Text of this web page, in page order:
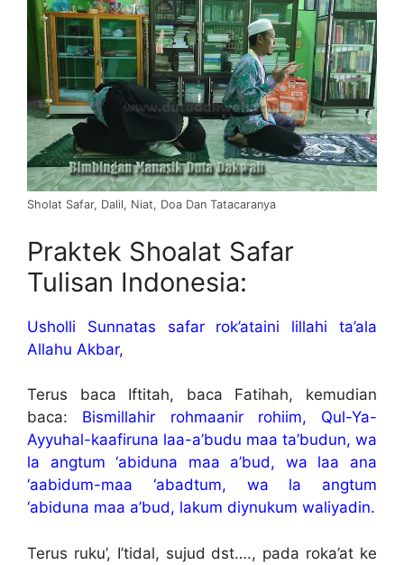
Sholat Safar, Dalil, Niat, Doa Dan Tatacaranya
Praktek Shoalat Safar
Tulisan Indonesia:
Usholli Sunnatas safar rok’ataini lillahi ta’ala
Allahu Akbar,
Terus baca Iftitah, baca Fatihah, kemudian
baca: Bismillahir rohmaanir rohiim, Qul-Ya-
Ayyuhal-kaafiruna laa-a’budu maa ta’budun, wa
la angtum ‘abiduna maa a’bud, wa laa ana
‘aabidum-maa ‘abadtum, wa la angtum
‘abiduna maa a’bud, lakum diynukum waliyadin.
Terus ruku’, I’tidal, sujud dst…., pada roka’at ke